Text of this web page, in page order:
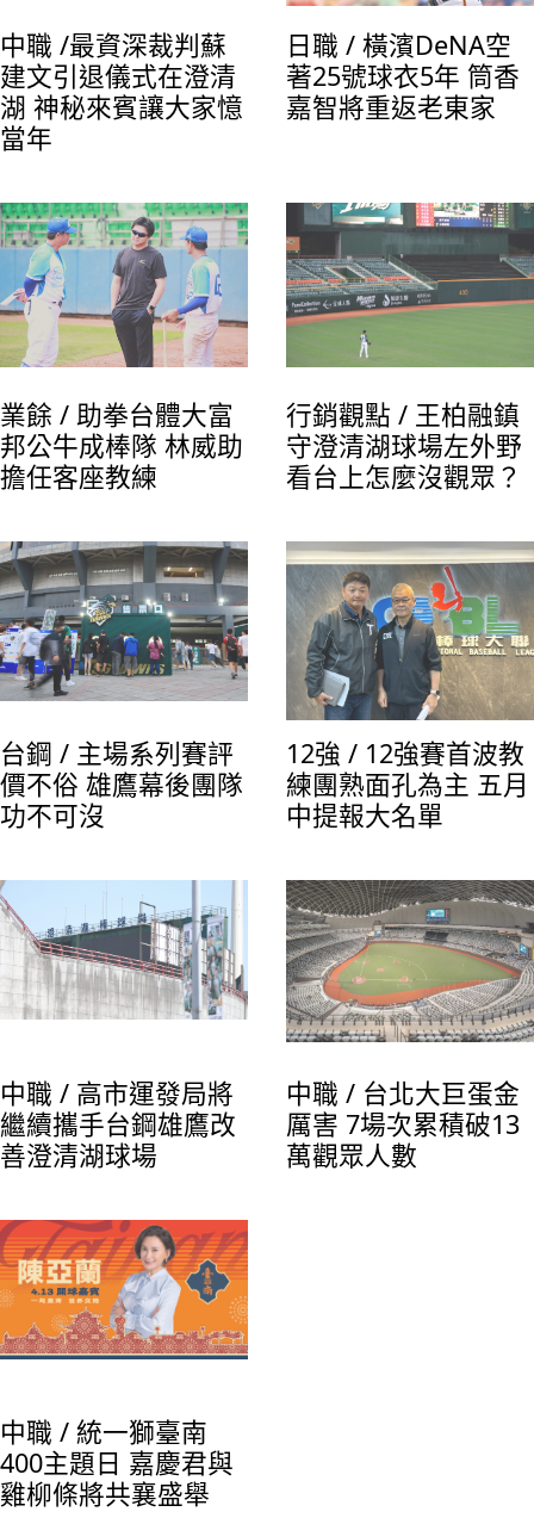
中職 /最資深裁判蘇
建文引退儀式在澄清
湖 神秘來賓讓大家憶
當年
日職 / 橫濱DeNA空
著25號球衣5年 筒香
嘉智將重返老東家
業餘 / 助拳台體大富
邦公牛成棒隊 林威助
擔任客座教練
行銷觀點 / 王柏融鎮
守澄清湖球場左外野
看台上怎麼沒觀眾？
台鋼 / 主場系列賽評
價不俗 雄鷹幕後團隊
功不可沒
12強 / 12強賽首波教
練團熟面孔為主 五月
中提報大名單
中職 / 高市運發局將
繼續攜手台鋼雄鷹改
善澄清湖球場
中職 / 台北大巨蛋金
厲害 7場次累積破13
萬觀眾人數
中職 / 統一獅臺南
400主題日 嘉慶君與
雞柳條將共襄盛舉